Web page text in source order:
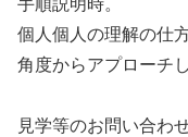
個人個人の理解の仕
角度からアプローチ
見学等のお問い合わ